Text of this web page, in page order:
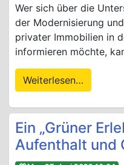
Wer sich über die
der Modernisierung
privater Immobilien in
informieren möchte,
Weiterlesen…
Ein „Grüner
Aufenthalt und